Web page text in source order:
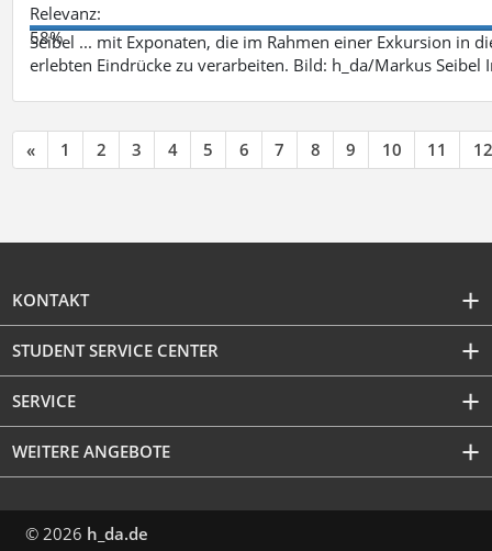
Relevanz:
58%
Seibel ... mit Exponaten, die im Rahmen einer Exkursion in
erlebten Eindrücke zu verarbeiten. Bild: h_da/Markus Seibel
« 1 2 3 4 5 6 7 8 9 10 11 12
KONTAKT
STUDENT SERVICE CENTER
SERVICE
WEITERE ANGEBOTE
© 2026 h_da.de